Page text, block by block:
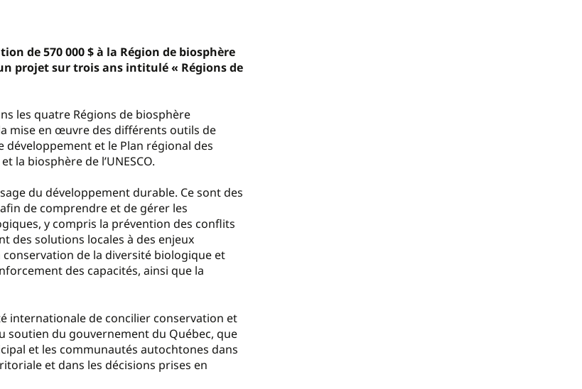
de 570 000 $ à la Région de biosphère
projet sur trois ans intitulé « Régions de
les quatre Régions de biosphère
mise en œuvre des différents outils de
développement et le Plan régional des
la biosphère de l’UNESCO.
du développement durable. Ce sont des
de comprendre et de gérer les
y compris la prévention des conflits
des solutions locales à des enjeux
de la diversité biologique et
des capacités, ainsi que la
internationale de concilier conservation et
soutien du gouvernement du Québec, que
et les communautés autochtones dans
et dans les décisions prises en